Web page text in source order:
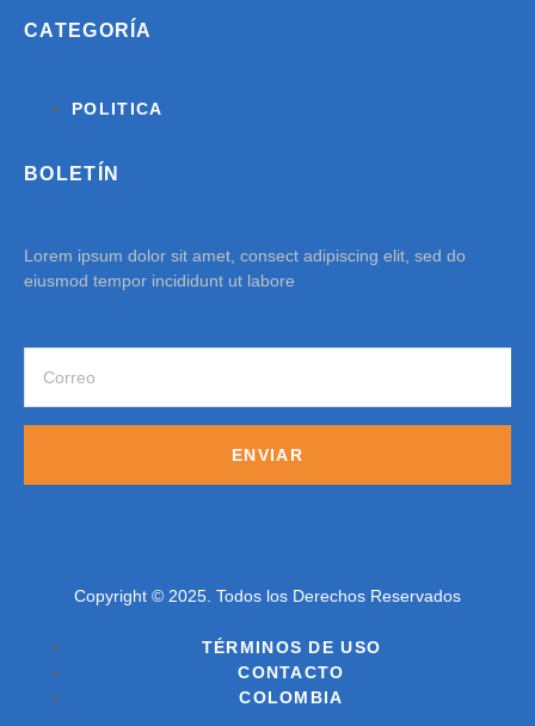
CATEGORÍA
POLITICA
BOLETÍN
Lorem ipsum dolor sit amet, consect adipiscing elit, sed do
eiusmod tempor incididunt ut labore
ENVIAR
Copyright © 2025. Todos los Derechos Reservados
TÉRMINOS DE USO
CONTACTO
COLOMBIA